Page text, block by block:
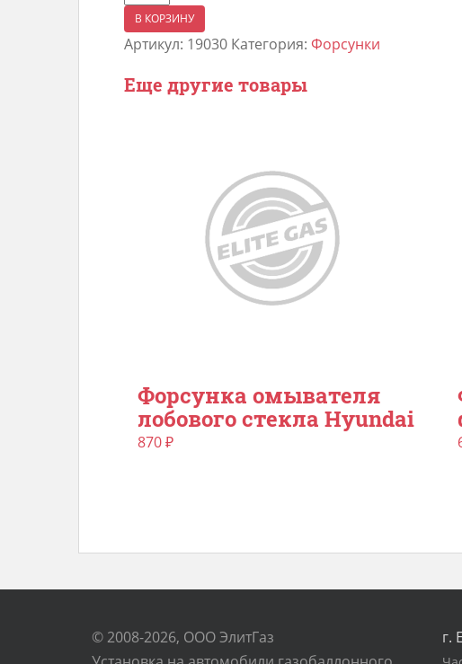
товара
Форсунка
омывателя
ВАЗ
В КОРЗИНУ
Артикул: 19030 Категория: Форсунки
Еще другие товары
Форсунка омывателя
лобового стекла Hyundai
870₽
© 2008-2026, ООО ЭлитГаз
г.